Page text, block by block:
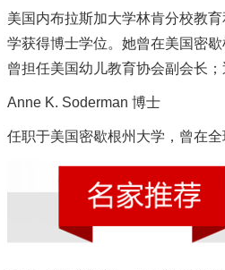
美国内布拉斯加大学林肯分校教
学获得博士学位。她曾在美国密
曾担任美国幼儿教育协会副会长
Anne K. Soderman 博士
任职于美国密歇根州大学，曾在